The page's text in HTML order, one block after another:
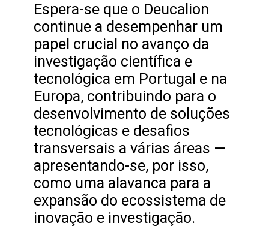
Espera-se que o Deucalion
continue a desempenhar um
papel crucial no avanço da
investigação científica e
tecnológica em Portugal e na
Europa, contribuindo para o
desenvolvimento de soluções
tecnológicas e desafios
transversais a várias áreas —
apresentando-se, por isso,
como uma alavanca para a
expansão do ecossistema de
inovação e investigação.